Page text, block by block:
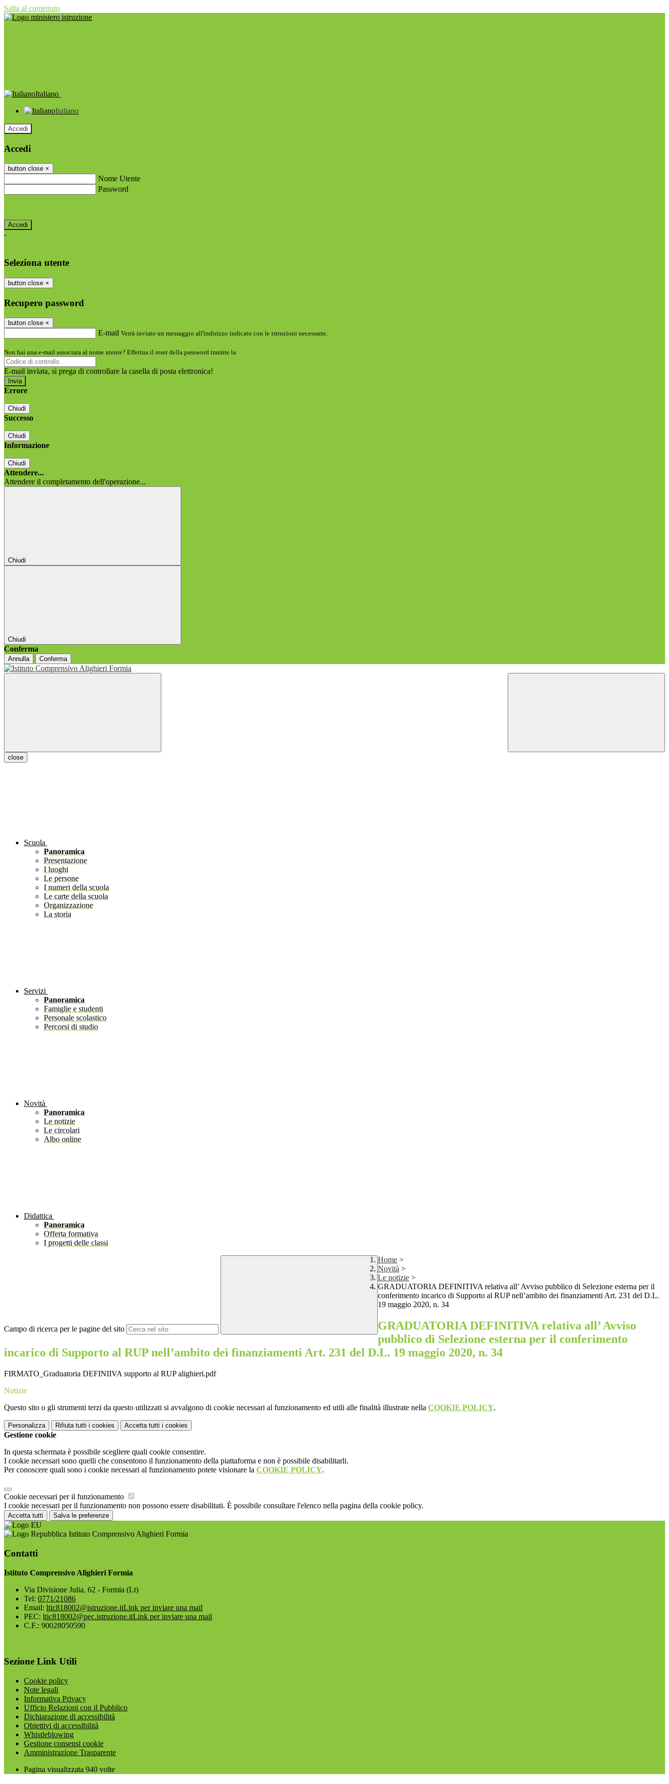
Salta al contenuto
Italiano
Italiano
Accedi
Accedi
button close ×
Nome Utente
Password
-
Seleziona utente
button close ×
Recupero password
button close ×
E-mail Verrà inviato un messaggio all'indirizzo indicato con le istruzioni necessarie.
Non hai una e-mail associata al nome utente? Effettua il reset della password tramite la
E-mail inviata, si prega di controllare la casella di posta elettronica!
Errore
Chiudi
Successo
Chiudi
Informazione
Chiudi
Attendere...
Attendere il completamento dell'operazione...
Chiudi
Chiudi
Conferma
Annulla Conferma
close
Scuola
Panoramica
Presentazione
I luoghi
Le persone
I numeri della scuola
Le carte della scuola
Organizzazione
La storia
Servizi
Panoramica
Famiglie e studenti
Personale scolastico
Percorsi di studio
Novità
Panoramica
Le notizie
Le circolari
Albo online
Didattica
Panoramica
Offerta formativa
I progetti delle classi
Campo di ricerca per le pagine del sito
Home >
Novità >
Le notizie >
GRADUATORIA DEFINITIVA relativa all’ Avviso pubblico di Selezione esterna per il
conferimento incarico di Supporto al RUP nell’ambito dei finanziamenti Art. 231 del D.L.
19 maggio 2020, n. 34
GRADUATORIA DEFINITIVA relativa all’ Avviso
pubblico di Selezione esterna per il conferimento
incarico di Supporto al RUP nell’ambito dei finanziamenti Art. 231 del D.L. 19 maggio 2020, n. 34
FIRMATO_Graduatoria DEFINIIVA supporto al RUP alighieri.pdf
Notizie
Questo sito o gli strumenti terzi da questo utilizzati si avvalgono di cookie necessari al funzionamento ed utili alle finalità illustrate nella COOKIE POLICY.
Personalizza Rifiuta tutti i cookies Accetta tutti i cookies
Gestione cookie
In questa schermata è possibile scegliere quali cookie consentire.
I cookie necessari sono quelli che consentono il funzionamento della piattaforma e non è possibile disabilitarli.
Per conoscere quali sono i cookie necessari al funzionamento potete visionare la COOKIE POLICY.
Cookie necessari per il funzionamento
I cookie necessari per il funzionamento non possono essere disabilitati. È possibile consultare l'elenco nella pagina della cookie policy.
Accetta tutti Salva le preferenze
Istituto Comprensivo Alighieri Formia
Contatti
Istituto Comprensivo Alighieri Formia
Via Divisione Julia, 62 - Formia (Lt)
Tel: 0771/21086
Email: ltic818002@istruzione.itLink per inviare una mail
PEC: ltic818002@pec.istruzione.itLink per inviare una mail
C.F.: 90028050590
Sezione Link Utili
Cookie policy
Note legali
Informativa Privacy
Ufficio Relazioni con il Pubblico
Dichiarazione di accessibilità
Obiettivi di accessibilità
Whistleblowing
Gestione consensi cookie
Amministrazione Trasparente
Pagina visualizzata 940 volte